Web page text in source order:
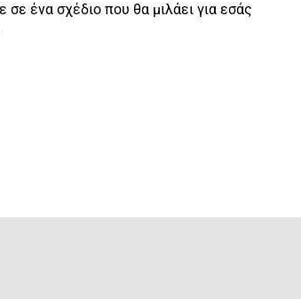
σε ένα σχέδιο που θα μιλάει για εσάς